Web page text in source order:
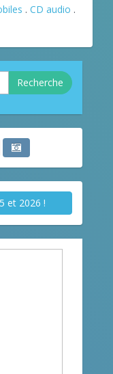
. CD audio .
Recherche
et 2026 !